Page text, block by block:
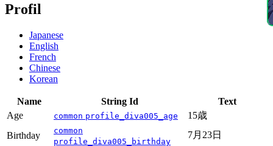
Profil
Japanese
English
French
Chinese
Korean
Name String Id
Text
Age
common profile_diva005_age
15歳
Birthday
common
profile_diva005_birthday
7月23日